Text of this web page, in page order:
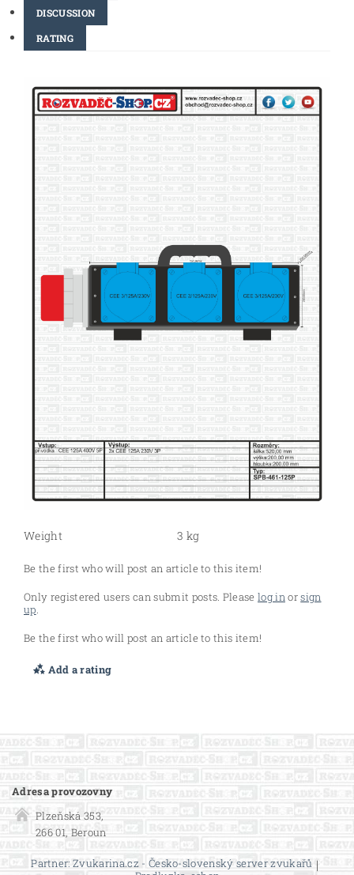
DISCUSSION
RATING
Weight 3 kg
Be the first who will post an article to this item!
Only registered users can submit posts. Pleaselog inorsign
up.
Be the first who will post an article to this item!
Add a rating
Adresa provozovny
Plzeňská 353,
266 01, Beroun
Partner: Zvukarina.cz - Česko-slovenský server zvukařů |